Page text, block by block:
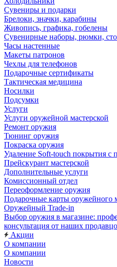
Сувениры и подарки
Брелоки, значки, карабины
Живопись, графика, гобелены
Сувенирные наборы, рюмки,
Часы настенные
Макеты патронов
Чехлы для телефонов
Подарочные сертификаты
Тактическая медицина
Носилки
Подсумки
Услуги
Услуги оружейной мастерской
Ремонт оружия
Тюнинг оружия
Покраска оружия
Удаление Soft-touch покрытия с
Прейскурант мастерской
Дополнительные услуги
Комиссионный отдел
Переоформление оружия
Подарочные карты оружейного
Оружейный Trade-in
Выбор оружия в магазине:
консультация от наших
Акции
О компании
О компании
Новости